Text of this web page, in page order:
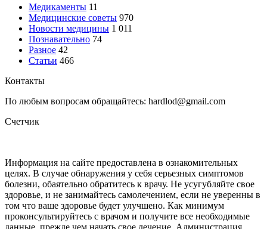
Медикаменты 11
Медицинские советы 970
Новости медицины 1 011
Познавательно 74
Разное 42
Статьи 466
Контакты
По любым вопросам обращайтесь: hardlod@gmail.com
Счетчик
Информация на сайте предоставлена в ознакомительных
целях. В случае обнаружения у себя серьезных симптомов
болезни, обаятельно обратитесь к врачу. Не усугубляйте свое
здоровье, и не занимайтесь самолечением, если не уверенны в
том что ваше здоровье будет улучшено. Как минимум
проконсультируйтесь с врачом и получите все необходимые